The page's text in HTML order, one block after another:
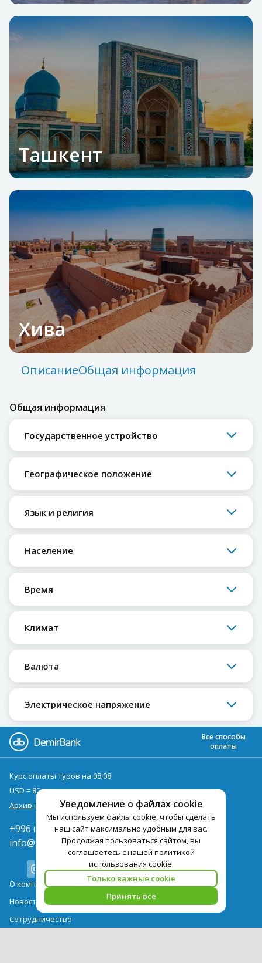
Ташкент
Хива
ОписаниеОбщая информация
Общая информация
Государственное устройство
Географическое положение
Язык и религия
Население
Время
Климат
Валюта
Электрическое напряжение
Уведомление о файлах cookie
Мы используем файлы cookie, чтобы сделать
наш сайт максимально удобным для вас.
Продолжая пользоваться сайтом, вы
соглашаетесь с нашей политикой
использования cookie.
Только важные cookie
Принять все
Все способы
оплаты
Курс оплаты туров на 08.08
USD = 89,10
EUR = 102,80
Архив курсов
+996 (312) 97-91-44
info@pegast.kg
О компании
Новости
Сотрудничество